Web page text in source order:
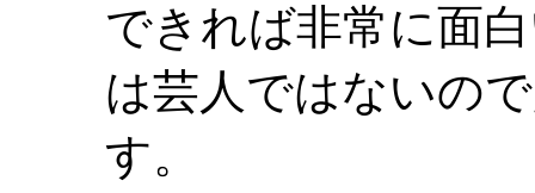
できれば非常に面
は芸人ではないの
す。